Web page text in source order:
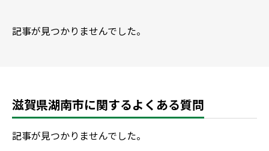
記事が見つかりませんでした。
滋賀県湖南市に関するよくある質問
記事が見つかりませんでした。